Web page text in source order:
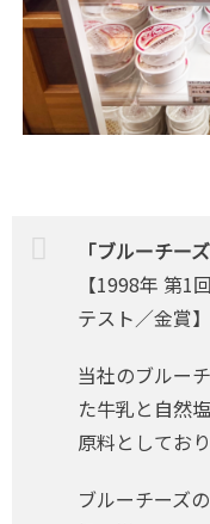
「ブルーチー
【1998年 第1
テスト／金賞】
当社のブルー
た牛乳と自然
原料としており
ブルーチーズ